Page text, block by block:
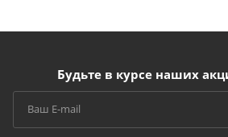
Будьте в курсе наших